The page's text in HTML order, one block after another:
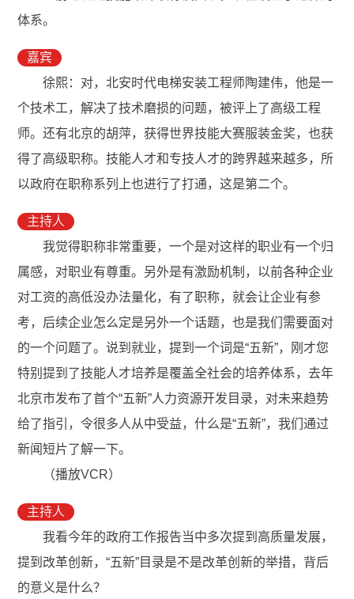
体系。
嘉宾
徐熙：对，北安时代电梯安装工程师陶建伟，他是一
个技术工，解决了技术磨损的问题，被评上了高级工程
师。还有北京的胡萍，获得世界技能大赛服装金奖，也获
得了高级职称。技能人才和专技人才的跨界越来越多，所
以政府在职称系列上也进行了打通，这是第二个。
主持人
我觉得职称非常重要，一个是对这样的职业有一个归
属感，对职业有尊重。另外是有激励机制，以前各种企业
对工资的高低没办法量化，有了职称，就会让企业有参
考，后续企业怎么定是另外一个话题，也是我们需要面对
的一个问题了。说到就业，提到一个词是“五新”，刚才您
特别提到了技能人才培养是覆盖全社会的培养体系，去年
北京市发布了首个“五新”人力资源开发目录，对未来趋势
给了指引，令很多人从中受益，什么是“五新”，我们通过
新闻短片了解一下。
（播放VCR）
主持人
我看今年的政府工作报告当中多次提到高质量发展，
提到改革创新，“五新”目录是不是改革创新的举措，背后
的意义是什么？